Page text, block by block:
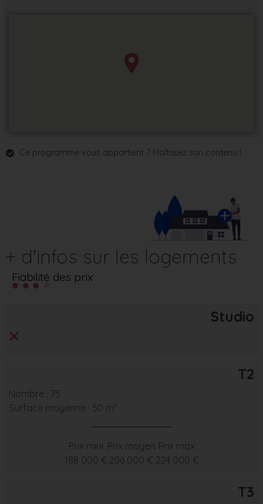
Ce programme vous appartient ? Maîtrisez son contenu !
+ d'infos sur les logements
Fiabilité des prix
Studio
T2
Nombre : 75
Surface moyenne : 50 m²
Prix mini
188 000 €
Prix moyen
206 000 €
Prix max
224 000 €
T3